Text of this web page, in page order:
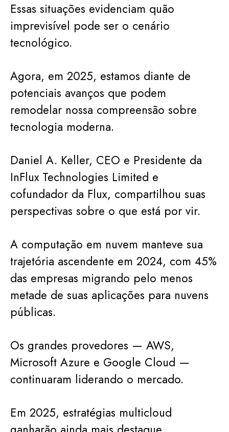
Essas situações evidenciam quão
imprevisível pode ser o cenário
tecnológico.
Agora, em 2025, estamos diante de
potenciais avanços que podem
remodelar nossa compreensão sobre
tecnologia moderna.
Daniel A. Keller, CEO e Presidente da
InFlux Technologies Limited e
cofundador da Flux, compartilhou suas
perspectivas sobre o que está por vir.
A computação em nuvem manteve sua
trajetória ascendente em 2024, com 45%
das empresas migrando pelo menos
metade de suas aplicações para nuvens
públicas.
Os grandes provedores — AWS,
Microsoft Azure e Google Cloud —
continuaram liderando o mercado.
Em 2025, estratégias multicloud